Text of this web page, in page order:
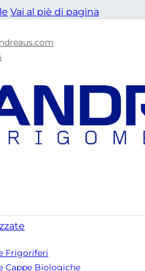
Vai al piè di pagina
Frigoriferi
Cappe Biologiche